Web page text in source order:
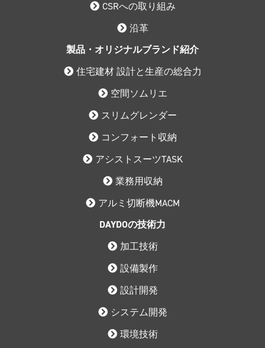
CSRへの取り組み
沿革
製品・オリジナルブランド紹介
住宅建材 設計と生産の総合力
空間ソムリエ
スリムグレンダー
コンフォート収納
アシストスーツTASK
業務用収納
アルミ切断機MACM
DAYDOの技術力
加工技術
設備製作
設計開発
システム開発
環境技術